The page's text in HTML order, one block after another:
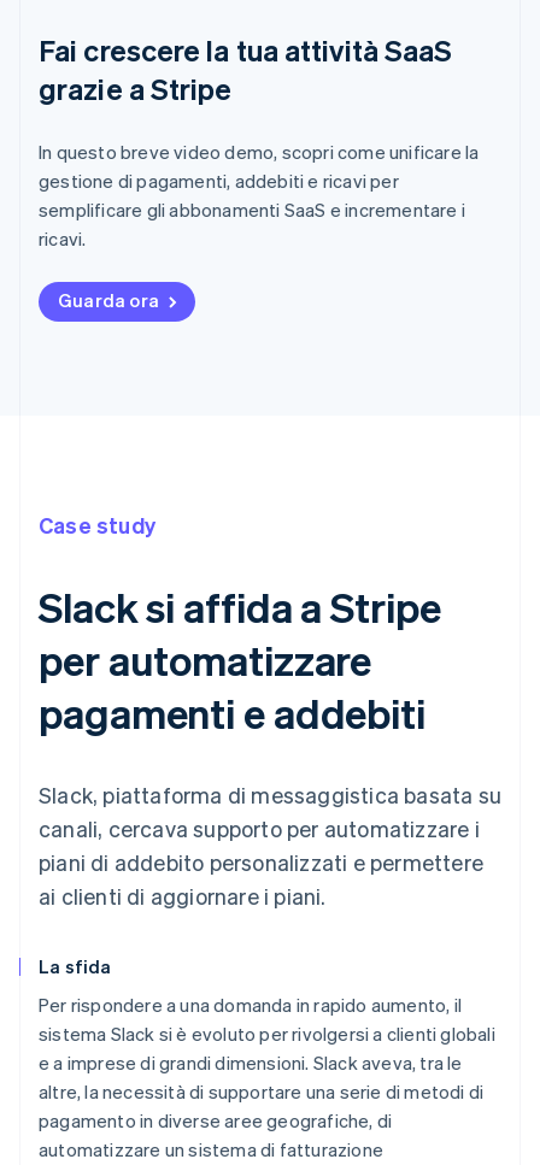
Fai crescere la tua attività SaaS
grazie a Stripe
In questo breve video demo, scopri come unificare la
gestione di pagamenti, addebiti e ricavi per
semplificare gli abbonamenti SaaS e incrementare i
ricavi.
Guarda ora
Case study
Slack si affida a Stripe
per automatizzare
pagamenti e addebiti
Slack, piattaforma di messaggistica basata su
canali, cercava supporto per automatizzare i
piani di addebito personalizzati e permettere
ai clienti di aggiornare i piani.
La sfida
Per rispondere a una domanda in rapido aumento, il
sistema Slack si è evoluto per rivolgersi a clienti globali
e a imprese di grandi dimensioni. Slack aveva, tra le
altre, la necessità di supportare una serie di metodi di
pagamento in diverse aree geografiche, di
automatizzare un sistema di fatturazione